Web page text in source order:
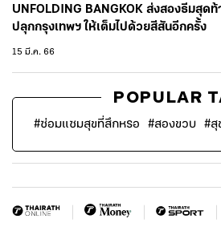
UNFOLDING BANGKOK ส่งสองธีมสุด
ปลุกกรุงเทพฯ ให้เต็มไปด้วยสีสันอีกครั้ง
15 มี.ค. 66
POPULAR
#ซ่อมแซมสุขที่สึกหรอ #สองขวบ #สุ